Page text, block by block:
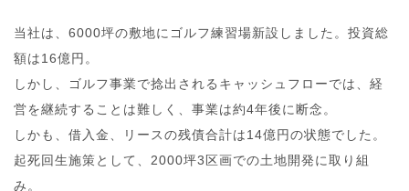
当社は、6000坪の敷地にゴルフ練習場新設しました。投資総
額は16億円。
しかし、ゴルフ事業で捻出されるキャッシュフローでは、経
営を継続することは難しく、事業は約4年後に断念。
しかも、借⼊⾦、リースの残債合計は14億円の状態でした。
起死回生施策として、2000坪3区画での⼟地開発に取り組
み。